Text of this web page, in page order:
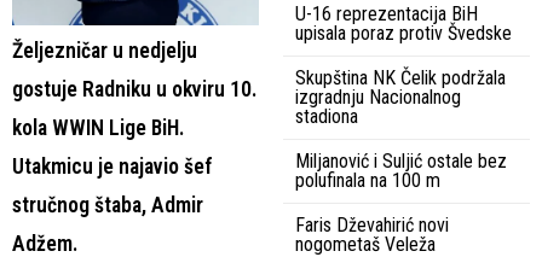
Željezničar u nedjelju
gostuje Radniku u okviru 10.
kola WWIN Lige BiH.
Utakmicu je najavio šef
stručnog štaba, Admir
Adžem.
U-16 reprezentacija BiH
upisala poraz protiv Švedske
Skupština NK Čelik podržala
izgradnju Nacionalnog
stadiona
Miljanović i Suljić ostale bez
polufinala na 100 m
Faris Dževahirić novi
nogometaš Veleža